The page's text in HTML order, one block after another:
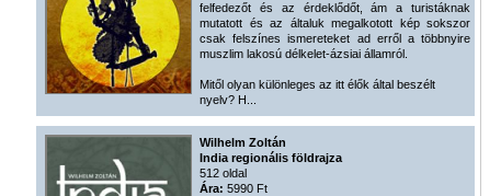
felfedezőt és az érdeklődőt, ám a turistáknak
mutatott és az általuk megalkotott kép sokszor
csak felszínes ismereteket ad erről a többnyire
muszlim lakosú délkelet-ázsiai államról.
Mitől olyan különleges az itt élők által beszélt
nyelv? H...
Wilhelm Zoltán
India regionális földrajza
512 oldal
Ára: 5990 Ft